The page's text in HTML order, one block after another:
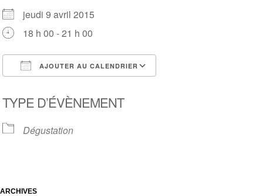
jeudi 9 avril 2015
18 h 00 - 21 h 00
AJOUTER AU CALENDRIER
TYPE D’ÉVÈNEMENT
Dégustation
ARCHIVES